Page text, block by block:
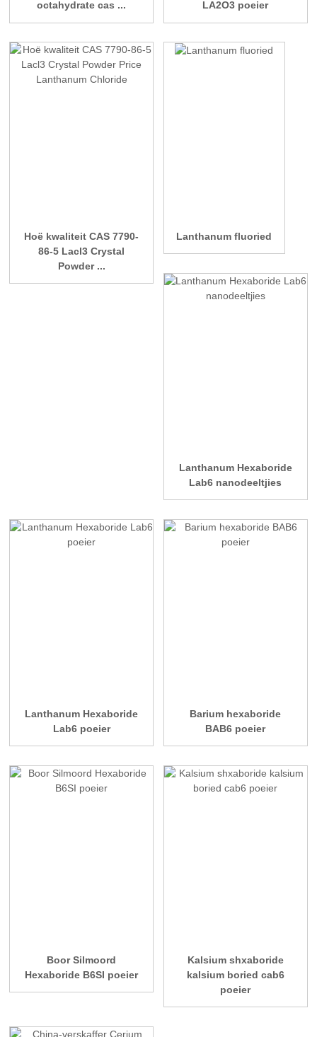
octahydrate cas ...
LA2O3 poeier
Hoë kwaliteit CAS 7790-
86-5 Lacl3 Crystal
Powder ...
Lanthanum fluoried
Lanthanum Hexaboride
Lab6 nanodeeltjies
Lanthanum Hexaboride
Lab6 poeier
Barium hexaboride
BAB6 poeier
Boor Silmoord
Hexaboride B6SI poeier
Kalsium shxaboride
kalsium boried cab6
poeier